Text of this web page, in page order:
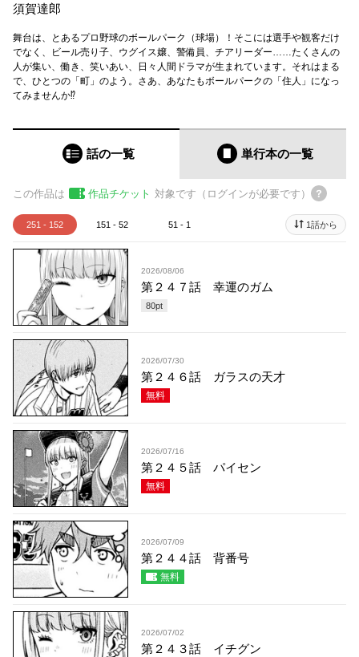
須賀達郎
舞台は、とあるプロ野球のボールパーク（球場）！そこには選手や観客だけ
でなく、ビール売り子、ウグイス嬢、警備員、チアリーダー……たくさんの
人が集い、働き、笑いあい、日々人間ドラマが生まれています。それはまる
で、ひとつの「町」のよう。さあ、あなたもボールパークの「住人」になっ
てみませんか⁉
話の一覧 単行本の一覧
この作品は 作品チケット 対象です（ログインが必要です）
251 - 152 151 - 52 51 - 1 1話から
2026/08/06
第２４７話 幸運のガム
80pt
2026/07/30
第２４６話 ガラスの天才
無料
2026/07/16
第２４５話 パイセン
無料
2026/07/09
第２４４話 背番号
無料
2026/07/02
第２４３話 イチグン